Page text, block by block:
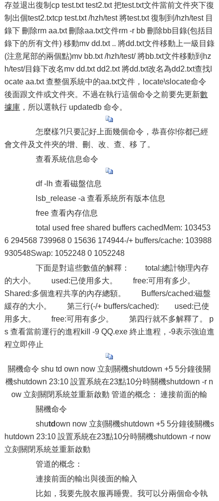
存並退出復制cp test.txt test2.txt 把test.txt文件當前文件夾下復
制出個test2.txtcp test.txt /hzh/test 將test.txt 復制到/hzh/test 目
錄下 刪除rm aa.txt 刪除aa.txt文件rm -r bb 刪除bb目錄(包括目
錄下的所有文件) 移動mv dd.txt .. 將dd.txt文件移動上一級目錄
(注意尾部的兩個點)mv bb.txt /hzh/test/ 將bb.txt文件移動到hz
h/test/目錄下改名mv dd.txt dd2.txt 將dd.txt改名為dd2.txt查找l
ocate aa.txt 查整個系統中的aa.txt文件，locate\slocate命令
後面跟文件或文件夾。不過在執行這個命令之前要先更新數
據庫，所以選執行 updatedb 命令。
怎麼樣?!只要記好上面幾個命令，恭喜你!你都已經
會文件及文件夾的增、刪、改、查、移 了。
查看系統信息命令
df -lh 查看磁盤信息
lsb_release -a 查看系統所有版本信息
free 查看內存信息
total used free shared buffers cachedMem: 103453
6 294568 739968 0 15636 174944-/+ buffers/cache: 103988
930548Swap: 1052248 0 1052248
下面是對這些數值的解釋： total:總計物理內存
的大小。 used:已使用多大。 free:可用有多少。
Shared:多個進程共享的內存總額。 Buffers/cached:磁盤
緩存的大小。 第三行(-/+ buffers/cached): used:已使
用多大。 free:可用有多少。 第四行就不多解釋了。 p
s 查看當前運行的進程kill -9 QQ.exe 終止進程，-9表示強迫進
程立即停止
關機命令 shu td own now 立刻關機shutdown +5 5分鐘後關
機shutdown 23:10 設置系統在23點10分時關機shutdown -r n
ow 立刻關閉系統並重新啟動 管道的概念： 連接前面的輸
關機命令
shutdown now 立刻關機shutdown +5 5分鐘後關機s
hutdown 23:10 設置系統在23點10分時關機shutdown -r now
立刻關閉系統並重新啟動
管道的概念：
連接前面的輸出與後面的輸入
比如，我要先脫衣服再睡覺。我可以分兩個命令執